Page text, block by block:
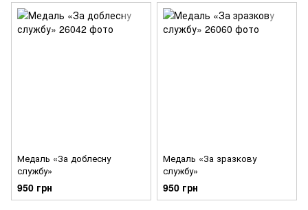
Медаль «За доблесну
службу»
950 грн
Медаль «За зразкову
службу»
950 грн